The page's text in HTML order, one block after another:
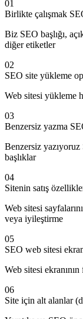
01
Birlikte çalışmak
Biz SEO başlığı,
diğer etiketler
02
SEO site yükleme
Web sitesi yükleme
03
Benzersiz yazma
Benzersiz
başlıklar
04
Sitenin satış
Web sitesi
veya iyileştirme
05
SEO web sitesi
Web sitesi
06
Site için alt alanlar